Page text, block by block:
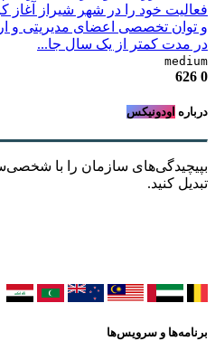
فعالیت خود را در شهر شیراز آغاز
و توان تخصصی اعضای مدیریتی و
در مدت کمتر از یک سال جا...
medium
0
626
درباره اودونیکس
بپیچیدگی‌های سازمان را با
تبدیل کنید.
برنامه‌ها و سرویس‌ها